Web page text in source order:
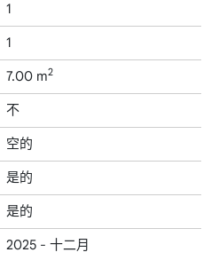
1
1
7.00 m2
不
空的
是的
是的
2025 - 十二月